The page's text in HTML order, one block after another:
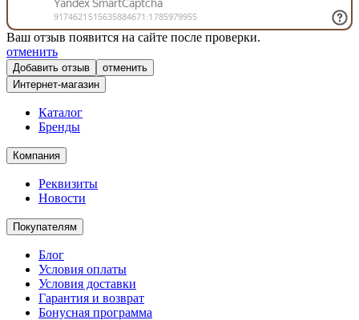
Ваш отзыв появится на сайте после проверки.
отменить
отменить
Интернет-магазин
Каталог
Бренды
Компания
Реквизиты
Новости
Покупателям
Блог
Условия оплаты
Условия доставки
Гарантия и возврат
Бонусная программа